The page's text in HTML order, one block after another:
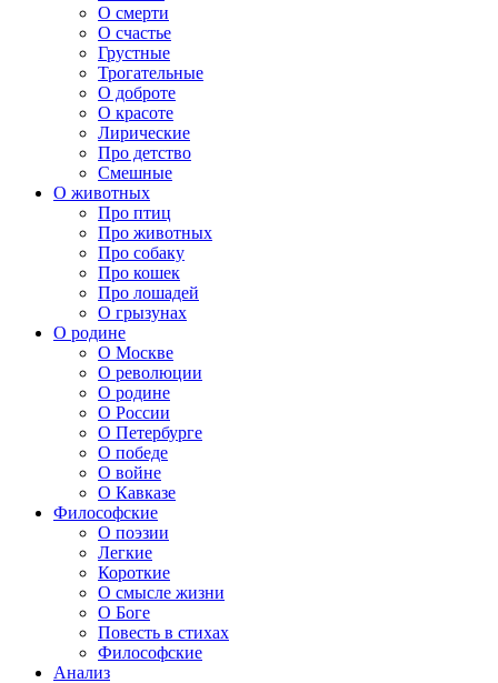
О смерти
О счастье
Грустные
Трогательные
О доброте
О красоте
Лирические
Про детство
Смешные
О животных
Про птиц
Про животных
Про собаку
Про кошек
Про лошадей
О грызунах
О родине
О Москве
О революции
О родине
О России
О Петербурге
О победе
О войне
О Кавказе
Философские
О поэзии
Легкие
Короткие
О смысле жизни
О Боге
Повесть в стихах
Философские
Анализ